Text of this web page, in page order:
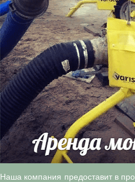
Наша компания предоставит в